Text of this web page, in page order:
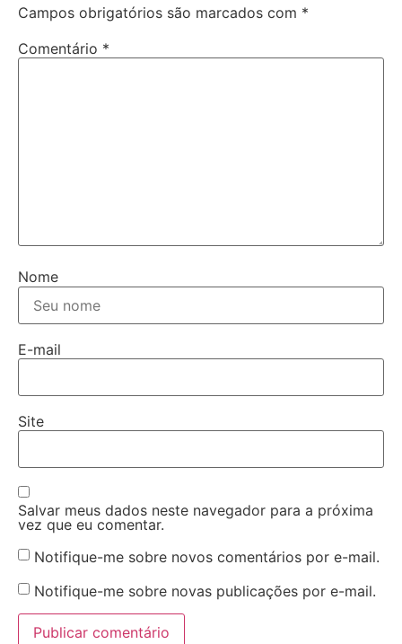
Campos obrigatórios são marcados com *
Comentário *
Nome
E-mail
Site
Salvar meus dados neste navegador para a próxima
vez que eu comentar.
Notifique-me sobre novos comentários por e-mail.
Notifique-me sobre novas publicações por e-mail.